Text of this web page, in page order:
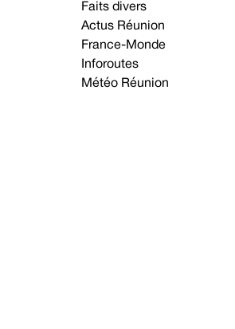
Faits divers
Actus Réunion
France-Monde
Inforoutes
Météo Réunion